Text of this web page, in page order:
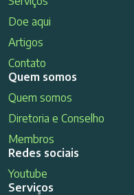
Doe aqui
Artigos
Contato
Quem somos
Quem somos
Diretoria e Conselho
Membros
Redes sociais
Youtube
Serviços